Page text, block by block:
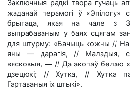
Заключныя радкі твора гучаць
жаданай перамогі ў «Эпілогу»
брыгада, якая на чале з
выпрабаваным у баях сцягам
для штурму: «Бачыць кожны //
яны — дарагія, // Маладыя,
вясковыя, — // Да акопаў белаю
дзецюкі; // Хутка, // Хутка
Гартаваныя іх штыкі».